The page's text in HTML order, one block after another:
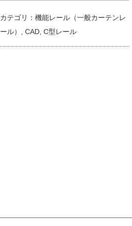
カテゴリ： 機能レール（一般カーテンレ
ール）
CAD, C型レール